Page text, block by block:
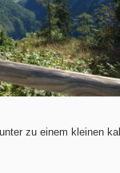
zu einem kleinen